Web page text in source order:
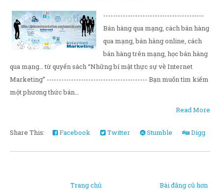
-----------------------------------------
Bán hàng qua mạng, cách bán hàng
qua mạng, bán hàng online, cách
bán hàng trên mạng, học bán hàng
qua mạng… từ quyển sách “Những bí mật thực sự về Internet
Marketing” ----------------------------------------- Bạn muốn tìm kiếm
một phương thức bán...
Read More
Share This: Facebook Twitter Stumble Digg
Bài đăng cũ hơn
Trang chủ